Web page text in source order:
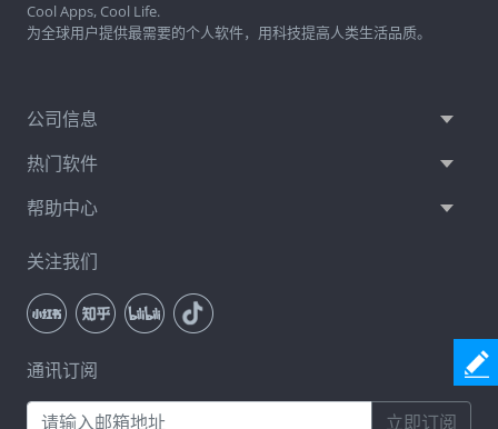
Cool Apps, Cool Life.
为全球用户提供最需要的个人软件，用科技提高人类生活品质。
公司信息
热门软件
帮助中心
关注我们
通讯订阅
立即订阅